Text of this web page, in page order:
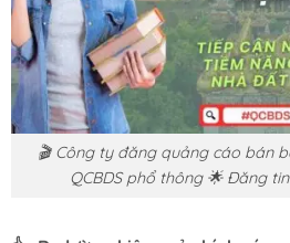
🎬 Công ty đăng quảng cáo bán
QCBDS phổ thông 🌟 Đăng